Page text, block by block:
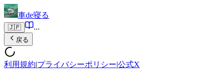
車de寝る
🇯🇵 ...
戻る
利用規約|プライバシーポリシー|公式X